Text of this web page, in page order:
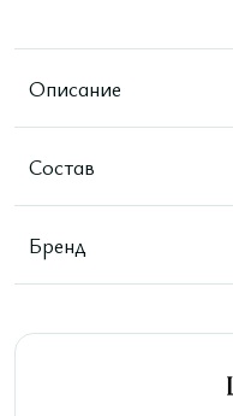
Описание
Состав
Бренд